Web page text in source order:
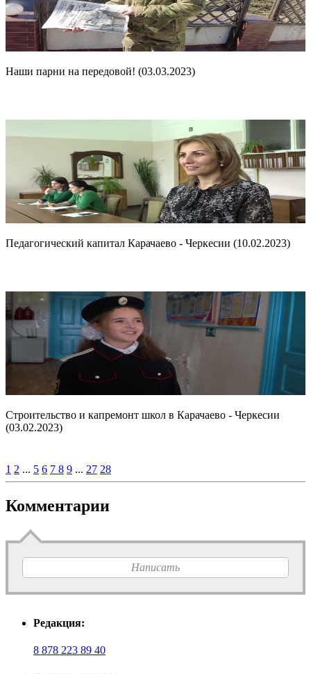
Наши парни на передовой! (03.03.2023)
Педагогический капитал Карачаево - Черкесии (10.02.2023)
Строительство и капремонт школ в Карачаево - Черкесии
(03.02.2023)
1 2 ... 5 6 7 8 9 ... 27 28
Комментарии
Написать
Редакция:
8 878 223 89 40